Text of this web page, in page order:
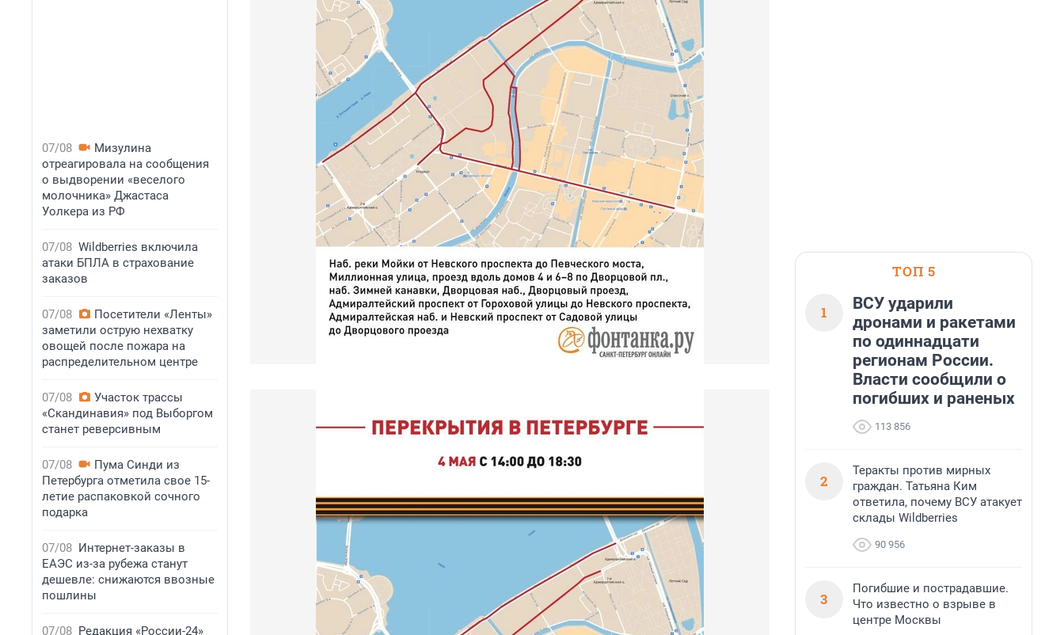
07/08
Мизулина
отреагировала на сообщения
о выдворении «веселого
молочника» Джастаса
Уолкера из РФ
07/08 Wildberries включила
атаки БПЛА в страхование
заказов
07/08
Посетители «Ленты»
заметили острую нехватку
овощей после пожара на
распределительном центре
07/08
Участок трассы
«Скандинавия» под Выборгом
станет реверсивным
07/08
Пума Синди из
Петербурга отметила свое 15-
летие распаковкой сочного
подарка
07/08 Интернет-заказы в
ЕАЭС из-за рубежа станут
дешевле: снижаются ввозные
пошлины
07/08 Редакция «России-24»
ТОП 5
1
ВСУ ударили
дронами и ракетами
по одиннадцати
регионам России.
Власти сообщили о
погибших и раненых
113 856
2
Теракты против мирных
граждан. Татьяна Ким
ответила, почему ВСУ атакует
склады Wildberries
90 956
3
Погибшие и пострадавшие.
Что известно о взрыве в
центре Москвы